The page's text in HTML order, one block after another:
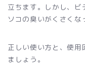
立ちます。しかし、
ソコの臭いがくさくな
正しい使い方と、使用
ましょう。